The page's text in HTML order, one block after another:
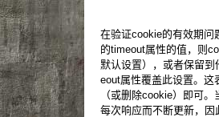
在验证cookie的有效期问
的timeout属性的值，则
默认设置），或者保留
eout属性覆盖此设置。这
（或删除cookie）即可
每次响应而不断更新，